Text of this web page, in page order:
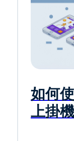
如何
上掛